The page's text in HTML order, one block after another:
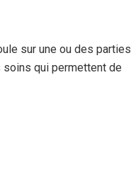
sur une ou des parties
qui permettent de